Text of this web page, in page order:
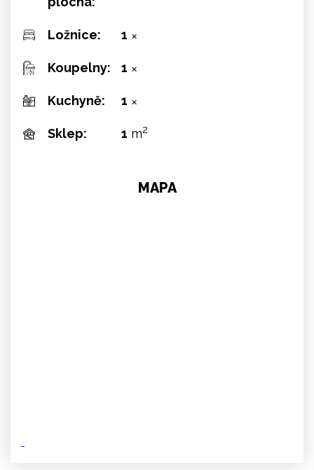
Ložnice: 1 ✕
Koupelny: 1 ✕
Kuchyně: 1 ✕
Sklep: 1 m2
MAPA